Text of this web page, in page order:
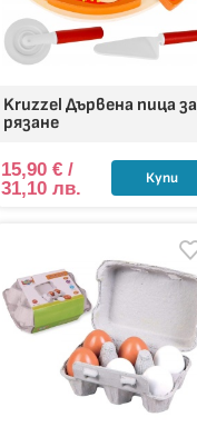
Kruzzel Дървена пица за
рязане
15,90 €/
31,10 лв.
Купи